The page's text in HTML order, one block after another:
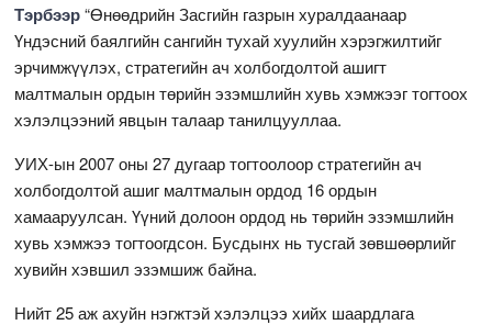
Тэрбээр“Өнөөдрийн Засгийн газрын хуралдаанаар
Үндэсний баялгийн сангийн тухай хуулийн хэрэгжилтийг
эрчимжүүлэх, стратегийн ач холбогдолтой ашигт
малтмалын ордын төрийн эзэмшлийн хувь хэмжээг тогтоох
хэлэлцээний явцын талаар танилцууллаа.
УИХ-ын 2007 оны 27 дугаар тогтоолоор стратегийн ач
холбогдолтой ашиг малтмалын ордод 16 ордын
хамааруулсан. Үүний долоон ордод нь төрийн эзэмшлийн
хувь хэмжээ тогтоогдсон. Бусдынх нь тусгай зөвшөөрлийг
хувийн хэвшил эзэмшиж байна.
Нийт 25 аж ахуйн нэгжтэй хэлэлцээ хийх шаардлага